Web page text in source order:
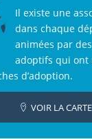
Il existe une
dans chaque
animées par
adoptifs qui ont
d’adoption.
VOIR LA CARTE